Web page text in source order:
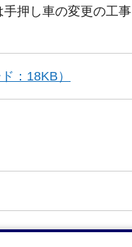
押し車の変更の工事
：18KB）